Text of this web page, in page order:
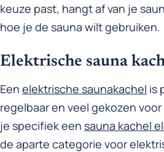
keuze past, hangt af van je
hoe je de sauna wilt gebruiken.
Elektrische sauna
Een elektrische saunakachel is
regelbaar en veel gekozen voor
je specifiek een sauna kachel
de aparte categorie voor